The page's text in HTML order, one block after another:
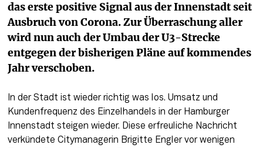
das erste positive Signal aus der Innenstadt seit
Ausbruch von Corona. Zur Überraschung aller
wird nun auch der Umbau der U3-Strecke
entgegen der bisherigen Pläne auf kommendes
Jahr verschoben.
In der Stadt ist wieder richtig was los. Umsatz und
Kundenfrequenz des Einzelhandels in der Hamburger
Innenstadt steigen wieder. Diese erfreuliche Nachricht
verkündete Citymanagerin Brigitte Engler vor wenigen